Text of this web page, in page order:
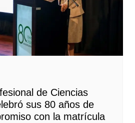
de Ciencias
sus 80 años de
con la matrícula